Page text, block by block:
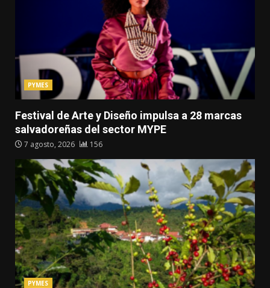
PYMES
Festival de Arte y Diseño impulsa a 28 marcas
salvadoreñas del sector MYPE
7 agosto, 2026 156
PYMES